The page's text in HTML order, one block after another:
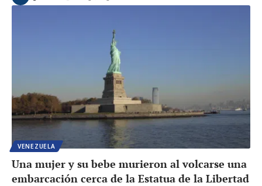
VENEZUELA
Una mujer y su bebe murieron al volcarse una
embarcación cerca de la Estatua de la Libertad